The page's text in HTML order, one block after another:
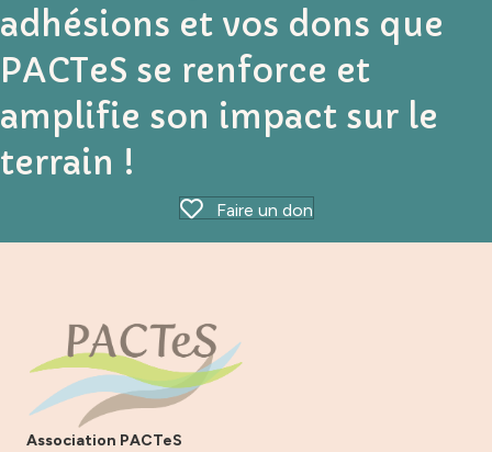
adhésions et vos dons que
PACTeS se renforce et
amplifie son impact sur le
terrain !
Faire un don
Association PACTeS